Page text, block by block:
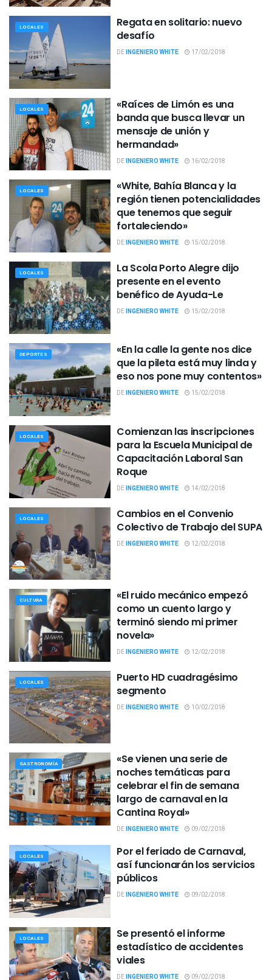
LOCALES
Regata en solitario: nuevo
desafío
DEINGENIERO WHITE 17/02/2018
LOCALES
«Raíces de Limón es una
banda que busca llevar un
mensaje de unión y
hermandad»
DEINGENIERO WHITE 16/02/2018
LOCALES
«White, Bahía Blanca y la
región tienen potencialidades
que tenemos que seguir
fortaleciendo»
DEINGENIERO WHITE 15/02/2018
LOCALES
La Scola Porto Alegre dijo
presente en el evento
benéfico de Ayuda-Le
DEINGENIERO WHITE 15/02/2018
DEPORTES
«En la calle la gente nos dice
que la pileta está muy linda y
eso nos pone muy contentos»
DEINGENIERO WHITE 15/02/2018
LOCALES
Comienzan las inscripciones
para la Escuela Municipal de
Capacitación Laboral San
Roque
DEINGENIERO WHITE 14/02/2018
LOCALES
Cambios en el Convenio
Colectivo de Trabajo del SUPA
DEINGENIERO WHITE 12/02/2018
CULTURA
«El ruido mecánico empezó
como un cuento largo y
terminó siendo mi primer
novela»
DEINGENIERO WHITE 12/02/2018
LOCALES
Puerto HD cuadragésimo
segmento
DEINGENIERO WHITE 10/02/2018
GASTRONOMÍA
«Se vienen una serie de
noches temáticas para
celebrar el fin de semana
largo de carnaval en la
Cantina Royal»
DEINGENIERO WHITE 09/02/2018
LOCALES
Por el feriado de Carnaval,
así funcionarán los servicios
públicos
DEINGENIERO WHITE 09/02/2018
LOCALES
Se presentó el informe
estadístico de accidentes
viales
DEINGENIERO WHITE 09/02/2018